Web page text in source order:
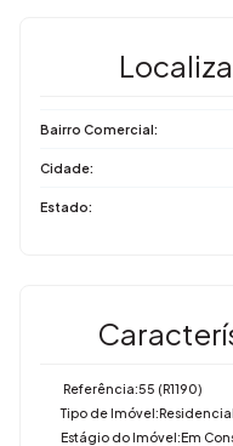
Bairro Comercial:
Cidade:
Estado:
Referência:55 (R1190)
Tipo de Imóvel:Residencial
Estágio do Imóvel:Em